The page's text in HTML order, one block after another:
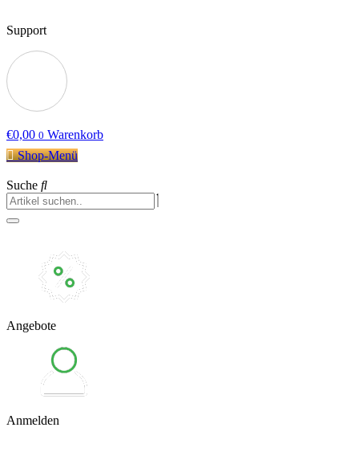
Support
€0,00 0 Warenkorb
Shop-Menü
Suche
Angebote
Anmelden